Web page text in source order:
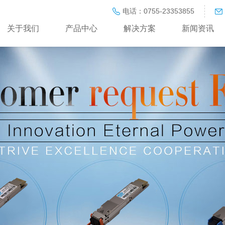
电话：0755-23353855
关于我们 产品中心 解决方案 新闻资讯